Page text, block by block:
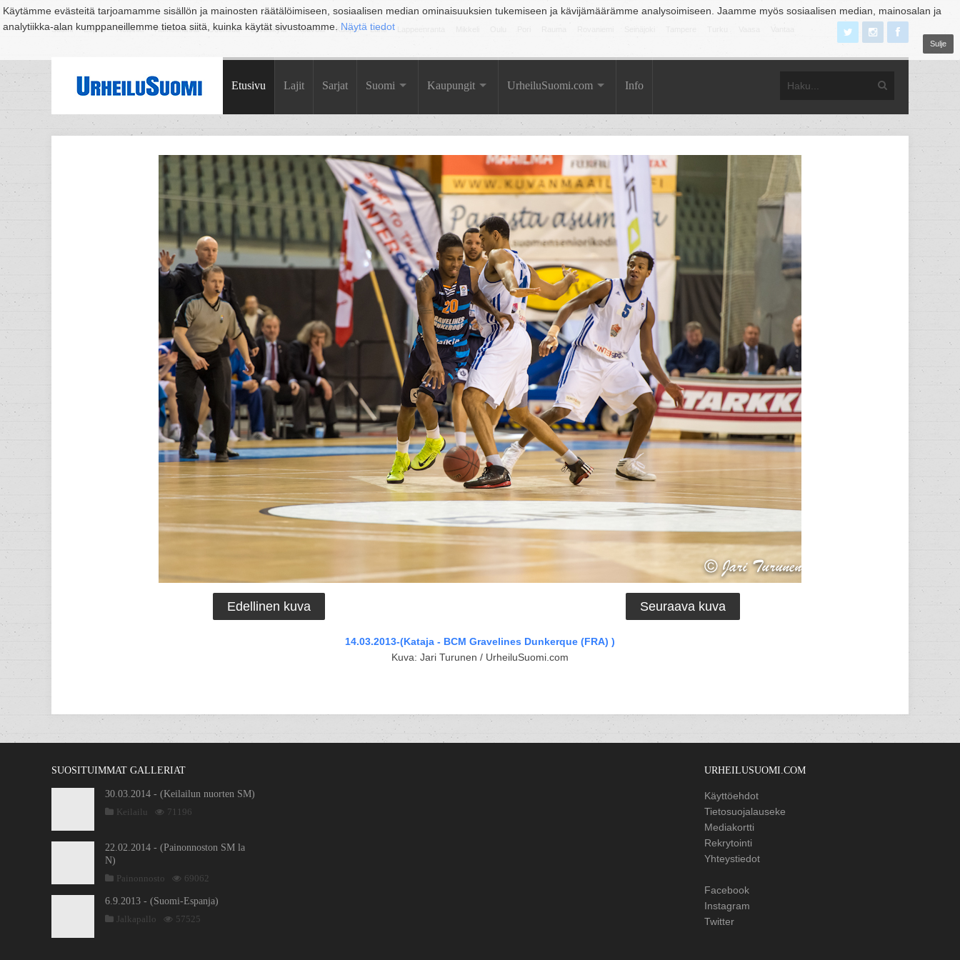
Käytämme evästeitä tarjoamamme sisällön ja mainosten räätälöimiseen, sosiaalisen median ominaisuuksien tukemiseen ja kävijämäärämme analysoimiseen. Jaamme myös sosiaalisen median, mainosalan ja
analytiikka-alan kumppaneillemme tietoa siitä, kuinka käytät sivustoamme. Näytä tiedot
Sulje
Suomi Espoo Helsinki Hämeenlinna Joensuu Jyväskylä Kouvola Kuopio Lahti
Etusivu Lajit Sarjat Suomi Kaupungit UrheiluSuomi.com Info
Edellinen kuva Seuraava kuva
14.03.2013-(Kataja - BCM Gravelines Dunkerque (FRA) )
Kuva: Jari Turunen / UrheiluSuomi.com
SUOSITUIMMAT GALLERIAT
30.03.2014 - (Keilailun nuorten SM)
Keilailu
71196
22.02.2014 - (Painonnoston SM la
N)
Painonnosto
69062
6.9.2013 - (Suomi-Espanja)
Jalkapallo
57525
URHEILUSUOMI.COM
Käyttöehdot
Tietosuojalauseke
Mediakortti
Rekrytointi
Yhteystiedot
Facebook
Instagram
Twitter